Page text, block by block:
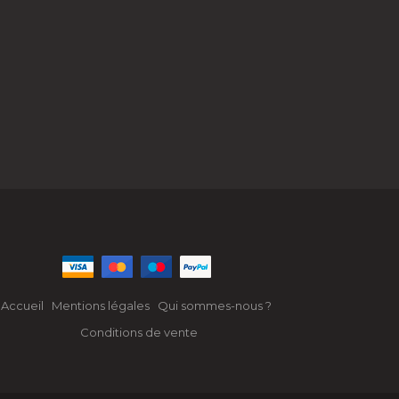
Accueil Mentions légales
Qui sommes-nous ?
Conditions de vente